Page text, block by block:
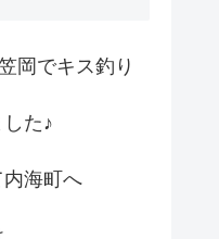
でキス釣り
た♪
海町へ